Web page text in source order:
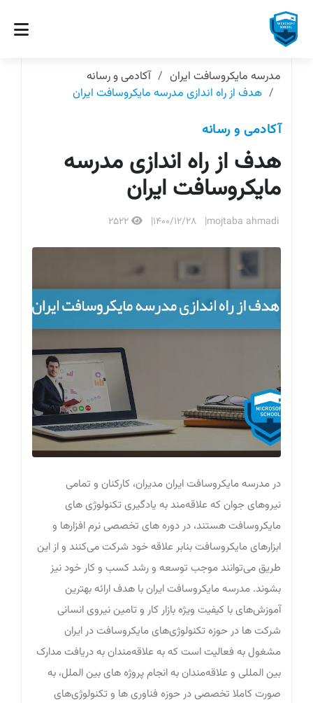
مدرسه مایکروسافت ایران
آکادمی و رسانه
هدف از راه اندازی مدرسه مایکروسافت ایران
آکادمی و رسانه
هدف از راه اندازی مدرسه
مایکروسافت ایران
mojtaba ahmadi
1400/12/28
در مدرسه مایکروسافت ایران مدیران، کارکنان و تمامی
نیروهای جوان که علاقه‌مند به یادگیری تکنولوژی های
مایکروسافت هستند، در دوره های تخصصی نرم افزارها و
ابزارهای مایکروسافت بنابر علاقه خود شرکت می‌کنند و از این
طریق می‌توانند موجب توسعه و رشد کسب و کار خود نیز
بشوند. مدرسه مایکروسافت ایران با هدف ارائه بهترین
آموزش‌های با کیفیت ویژه بازار کار و تامین نیروی انسانی
شرکت ها در حوزه تکنولوژی‌های مایکروسافت در ایران
مشغول به فعالیت است که به علاقه‌مندان به دریافت مدارک
بین المللی و علاقه‌مندان به انجام پروژه های بین الملل، به
صورت کاملا تخصصی در حوزه فناوری ها و تکنولوژی‌های